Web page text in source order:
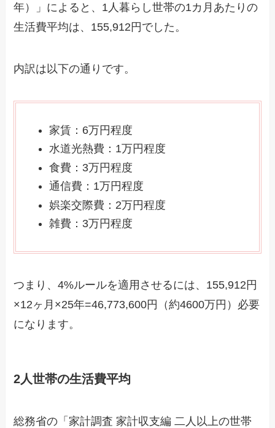
年）」によると、1人暮らし世帯の1カ月あたりの
生活費平均は、155,912円でした。
内訳は以下の通りです。
家賃：6万円程度
水道光熱費：1万円程度
食費：3万円程度
通信費：1万円程度
娯楽交際費：2万円程度
雑費：3万円程度
つまり、4%ルールを適用させるには、155,912円
×12ヶ月×25年=46,773,600円（約4600万円）必要
になります。
2人世帯の生活費平均
総務省の「家計調査 家計収支編 二人以上の世帯